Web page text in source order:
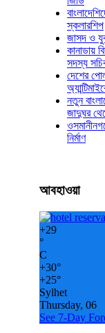
স্কলারশিপ
জাসদ ও
কানাডায়
সদস্য
দেশের
নতুন
জাদুঘর
নির্মাণ
আবহাওয়া
+29
°
C
+30°
+25°
Sylhet
Thursday, 06
See 7-Day